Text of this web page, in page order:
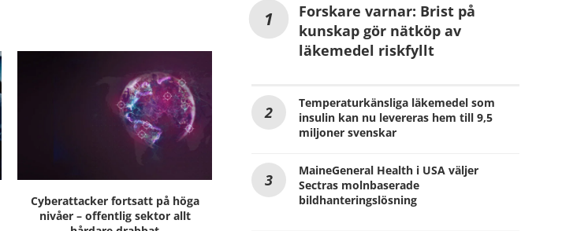
Cyberattacker fortsatt på höga
nivåer – offentlig sektor allt
Forskare varnar: Brist på
kunskap gör nätköp av
läkemedel riskfyllt
Temperaturkänsliga läkemedel som
insulin kan nu levereras hem till 9,5
miljoner svenskar
MaineGeneral Health i USA väljer
Sectras molnbaserade
bildhanteringslösning